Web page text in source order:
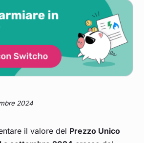
2024
il valore del Prezzo Unico